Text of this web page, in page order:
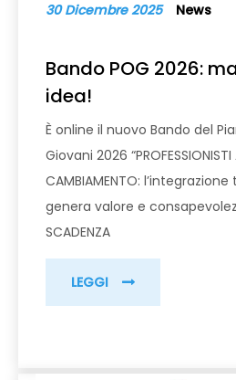
30 Dicembre 2025 News
Bando POG 2026:
idea!
È online il nuovo Bando del
Giovani 2026 “PROFESSIONISTI
CAMBIAMENTO:
genera valore e
SCADENZA
LEGGI